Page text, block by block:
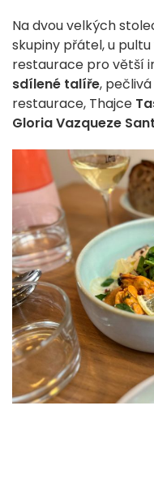
Na dvou velkých
skupiny přátel, u
restaurace pro větší
sdílené talíře,
restaurace, Thajce
Gloria Vazqueze